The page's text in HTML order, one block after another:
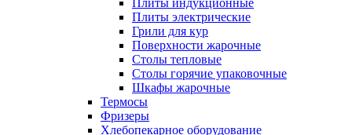
Плиты индукционные
Плиты электрические
Грили для кур
Поверхности жарочные
Столы тепловые
Столы горячие упаковочные
Шкафы жарочные
Термосы
Фризеры
Хлебопекарное оборудование